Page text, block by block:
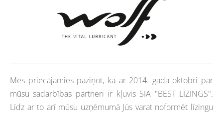
Mēs priecājamies paziņot, ka ar 2014. gada oktobri par
mūsu sadarbības partneri ir kļuvis SIA "BEST LĪZINGS".
Līdz ar to arī mūsu uzņēmumā Jūs varat noformēt līzingu